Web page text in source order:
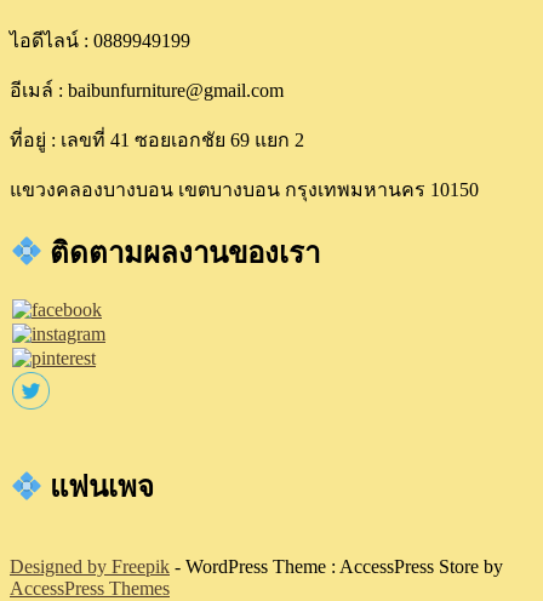
ไอดีไลน์ : 0889949199
อีเมล์ : baibunfurniture@gmail.com
ที่อยู่ : เลขที่ 41 ซอยเอกชัย 69 แยก 2
แขวงคลองบางบอน เขตบางบอน กรุงเทพมหานคร 10150
ติดตามผลงานของเรา
แฟนเพจ
Designed by Freepik - WordPress Theme : AccessPress Store by
AccessPress Themes